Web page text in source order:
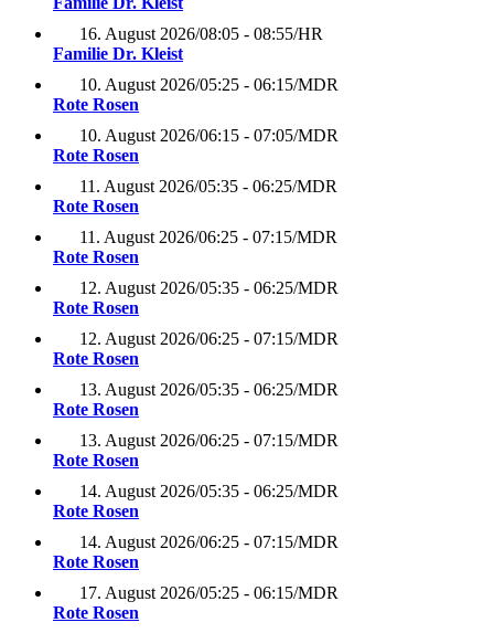
16. August 2026/08:05 - 08:55/HR
Familie Dr. Kleist
10. August 2026/05:25 - 06:15/MDR
Rote Rosen
10. August 2026/06:15 - 07:05/MDR
Rote Rosen
11. August 2026/05:35 - 06:25/MDR
Rote Rosen
11. August 2026/06:25 - 07:15/MDR
Rote Rosen
12. August 2026/05:35 - 06:25/MDR
Rote Rosen
12. August 2026/06:25 - 07:15/MDR
Rote Rosen
13. August 2026/05:35 - 06:25/MDR
Rote Rosen
13. August 2026/06:25 - 07:15/MDR
Rote Rosen
14. August 2026/05:35 - 06:25/MDR
Rote Rosen
14. August 2026/06:25 - 07:15/MDR
Rote Rosen
17. August 2026/05:25 - 06:15/MDR
Rote Rosen